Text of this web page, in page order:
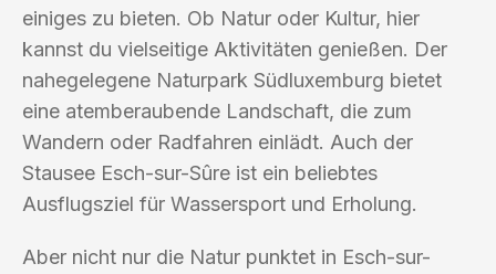
einiges zu bieten. Ob Natur oder Kultur, hier
kannst du vielseitige Aktivitäten genießen. Der
nahegelegene Naturpark Südluxemburg bietet
eine atemberaubende Landschaft, die zum
Wandern oder Radfahren einlädt. Auch der
Stausee Esch-sur-Sûre ist ein beliebtes
Ausflugsziel für Wassersport und Erholung.
Aber nicht nur die Natur punktet in Esch-sur-